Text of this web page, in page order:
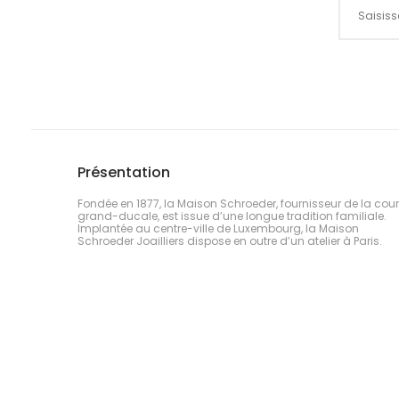
Présentation
Fondée en 1877, la Maison Schroeder, fournisseur de la cour
grand-ducale, est issue d’une longue tradition familiale.
Implantée au centre-ville de Luxembourg, la Maison
Schroeder Joailliers dispose en outre d’un atelier à Paris.